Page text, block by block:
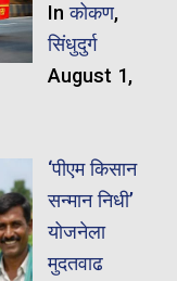
Inकोकण,
सिंधुदुर्ग
August 1,
‘पीएम किसान
सन्मान निधी’
योजनेला
मुदतवाढ